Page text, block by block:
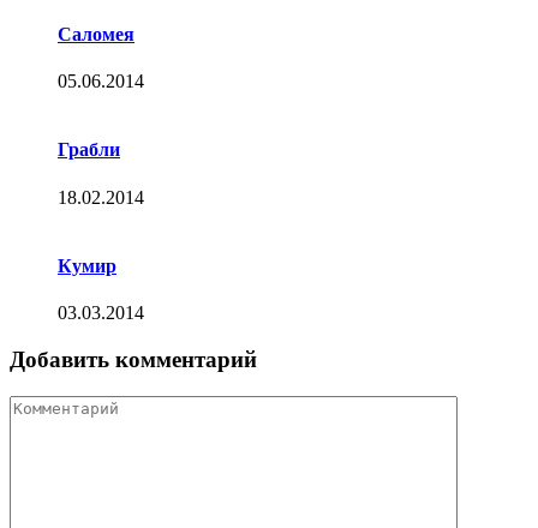
Саломея
05.06.2014
Грабли
18.02.2014
Кумир
03.03.2014
Добавить комментарий